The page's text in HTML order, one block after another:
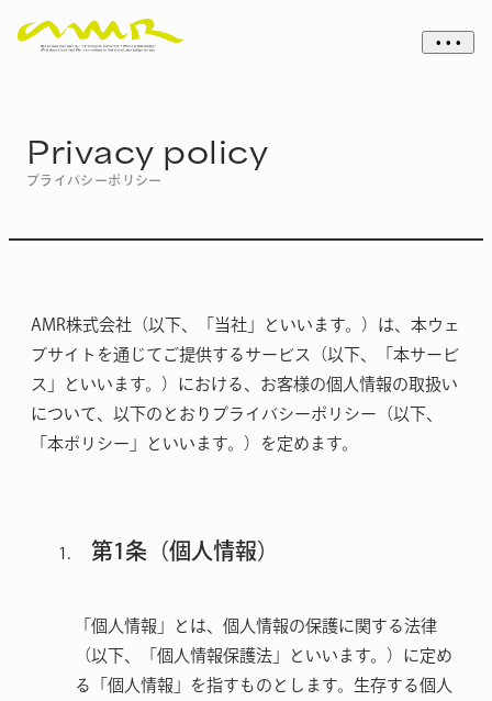
• • •
Privacy policy
プライバシーポリシー
AMR株式会社（以下、「当社」といいます。）は、本ウェ
ブサイトを通じてご提供するサービス（以下、「本サービ
ス」といいます。）における、お客様の個人情報の取扱い
について、以下のとおりプライバシーポリシー（以下、
「本ポリシー」といいます。）を定めます。
第1条（個人情報）
「個人情報」とは、個人情報の保護に関する法律
（以下、「個人情報保護法」といいます。）に定め
る「個人情報」を指すものとします。生存する個人